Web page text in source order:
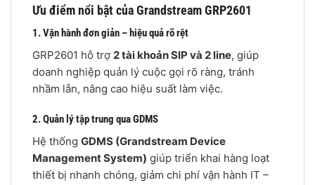
Ưu điểm nổi bật của Grandstream GRP2601
1. Vận hành đơn giản – hiệu quả rõ rệt
GRP2601 hỗ trợ 2 tài khoản SIP và 2 line, giúp
doanh nghiệp quản lý cuộc gọi rõ ràng, tránh
nhầm lẫn, nâng cao hiệu suất làm việc.
2. Quản lý tập trung qua GDMS
Hệ thống GDMS (Grandstream Device
Management System) giúp triển khai hàng loạt
thiết bị nhanh chóng, giảm chi phí vận hành IT –